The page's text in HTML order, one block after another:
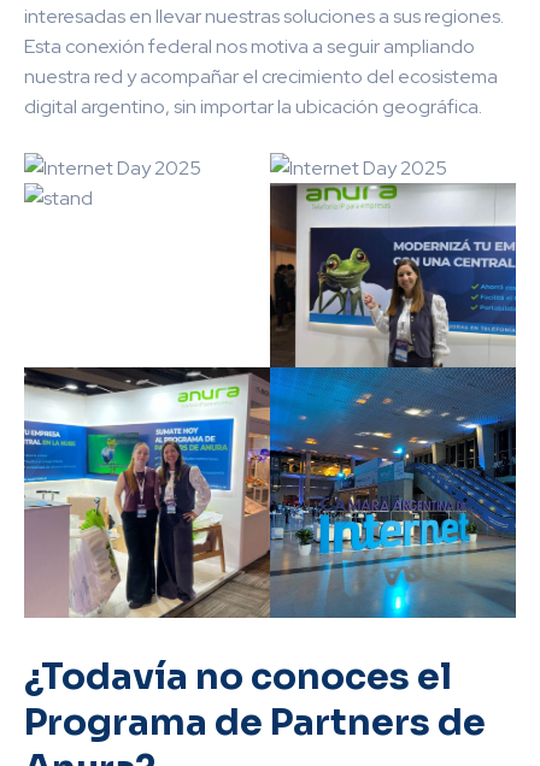
interesadas en llevar nuestras soluciones a sus regiones.
Esta conexión federal nos motiva a seguir ampliando
nuestra red y acompañar el crecimiento del ecosistema
digital argentino, sin importar la ubicación geográfica.
¿Todavía no conoces el
Programa de Partners de